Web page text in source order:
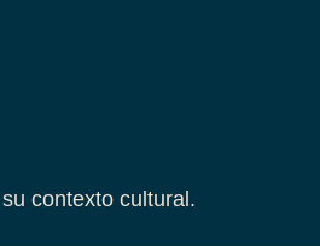
contexto cultural.